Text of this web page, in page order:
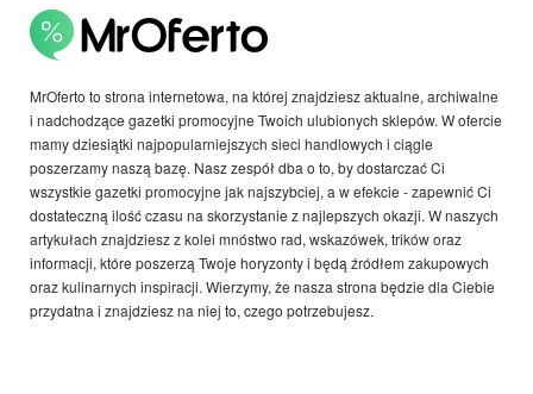
MrOferto to strona internetowa, na której znajdziesz aktualne, archiwalne
i nadchodzące gazetki promocyjne Twoich ulubionych sklepów. W ofercie
mamy dziesiątki najpopularniejszych sieci handlowych i ciągle
poszerzamy naszą bazę. Nasz zespół dba o to, by dostarczać Ci
wszystkie gazetki promocyjne jak najszybciej, a w efekcie - zapewnić Ci
dostateczną ilość czasu na skorzystanie z najlepszych okazji. W naszych
artykułach znajdziesz z kolei mnóstwo rad, wskazówek, trików oraz
informacji, które poszerzą Twoje horyzonty i będą źródłem zakupowych
oraz kulinarnych inspiracji. Wierzymy, że nasza strona będzie dla Ciebie
przydatna i znajdziesz na niej to, czego potrzebujesz.